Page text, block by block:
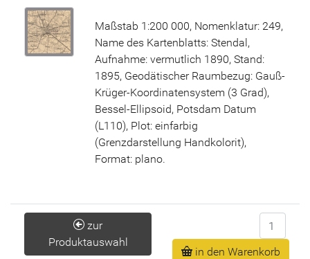
Maßstab 1:200 000, Nomenklatur: 249,
Name des Kartenblatts: Stendal,
Aufnahme: vermutlich 1890, Stand:
1895, Geodätischer Raumbezug: Gauß-
Krüger-Koordinatensystem (3 Grad),
Bessel-Ellipsoid, Potsdam Datum
(L110), Plot: einfarbig
(Grenzdarstellung Handkolorit),
Format: plano.
zur
Produktauswahl
Anzahl
in den Warenkorb